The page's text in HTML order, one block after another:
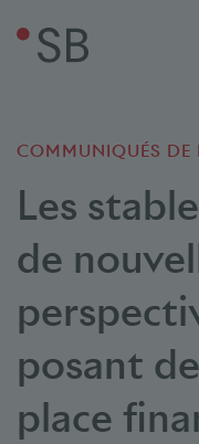
COMMUNIQUÉS DE
Les
de
posant
place